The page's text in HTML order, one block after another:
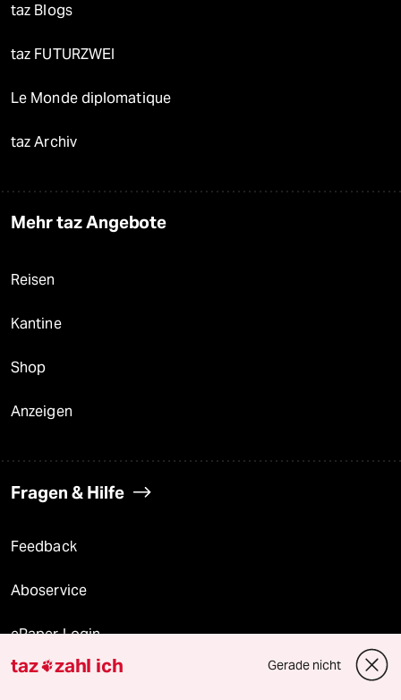
taz Blogs
taz FUTURZWEI
Le Monde diplomatique
taz Archiv
Mehr taz Angebote
Reisen
Kantine
Shop
Anzeigen
Fragen & Hilfe
Feedback
Aboservice
ePaper Login
Downloads für Abonnierende
taz zahl ich Gerade nicht